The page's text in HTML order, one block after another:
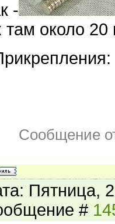
-
там около 20
Сообщение
Пятница,
#